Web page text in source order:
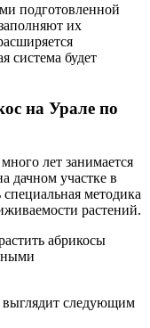
подготовленной
их
система будет
на Урале по
лет занимается
дачном участке в
методика
растений.
абрикосы
выглядит следующим